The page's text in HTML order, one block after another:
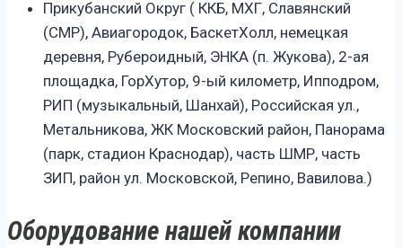
Прикубанский Округ ( ККБ, МХГ, Славянский
(СМР), Авиагородок, БаскетХолл, немецкая
деревня, Рубероидный, ЭНКА (п. Жукова), 2-ая
площадка, ГорХутор, 9-ый километр, Ипподром,
РИП (музыкальный, Шанхай), Российская ул.,
Метальникова, ЖК Московский район, Панорама
(парк, стадион Краснодар), часть ШМР, часть
ЗИП, район ул. Московской, Репино, Вавилова.)
Оборудование нашей компании